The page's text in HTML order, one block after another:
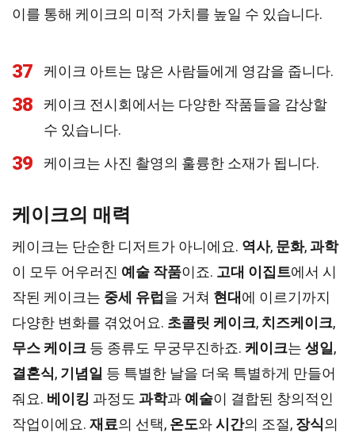
이를 통해 케이크의 미적 가치를 높일 수 있습니다.
37 케이크 아트는 많은 사람들에게 영감을 줍니다.
38
케이크 전시회에서는 다양한 작품들을 감상할
수 있습니다.
39 케이크는 사진 촬영의 훌륭한 소재가 됩니다.
케이크의 매력
케이크는 단순한 디저트가 아니에요. 역사, 문화, 과학
이 모두 어우러진 예술 작품이죠. 고대 이집트에서 시
작된 케이크는 중세 유럽 을 거쳐 현대 에 이르기까지
다양한 변화를 겪었어요. 초콜릿 케이크, 치즈케이크,
무스 케이크 등 종류도 무궁무진하죠. 케이크는 생일 ,
결혼식, 기념일 등 특별한 날을 더욱 특별하게 만들어
줘요. 베이킹 과정도 과학과 예술이 결합된 창의적인
작업이에요. 재료의 선택, 온도와시간의 조절, 장식의